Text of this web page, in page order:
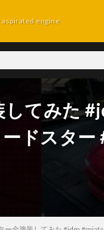
aspirated engine
してみた
ドスター